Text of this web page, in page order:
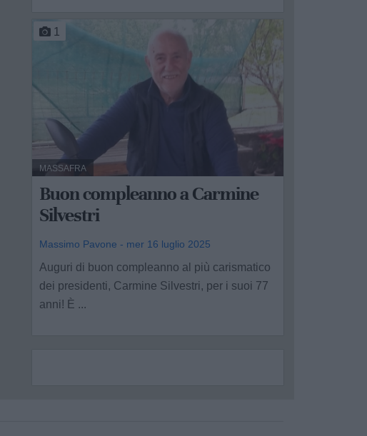
1
MASSAFRA
Buon compleanno a Carmine
Silvestri
Massimo Pavone - mer 16 luglio 2025
Auguri di buon compleanno al più carismatico
dei presidenti, Carmine Silvestri, per i suoi 77
anni! È ...